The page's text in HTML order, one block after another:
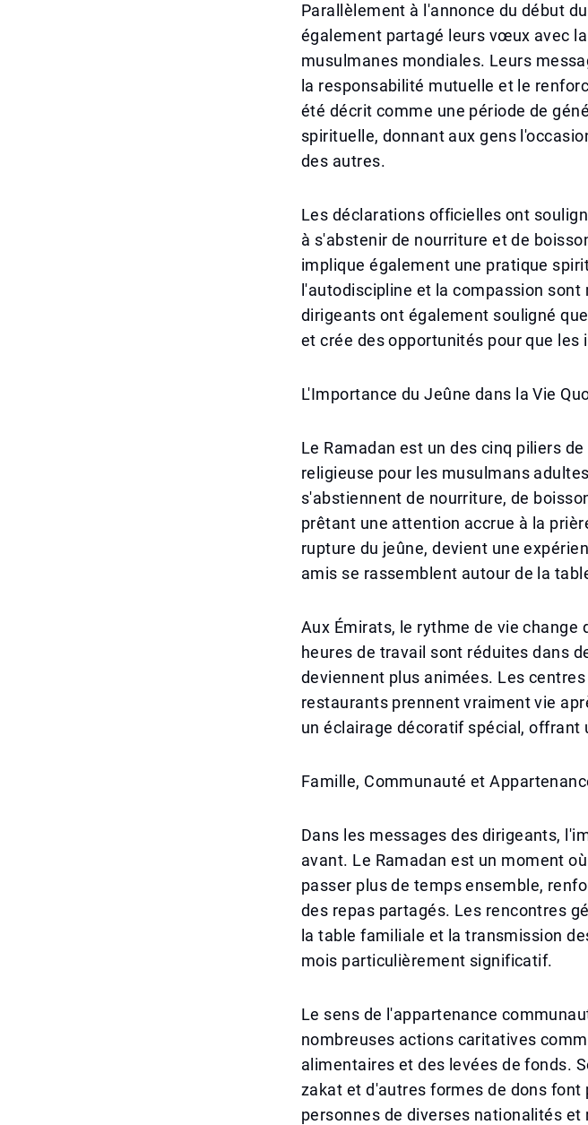
Parallèlement à l'annonce du début
également partagé leurs vœux avec
musulmanes mondiales. Leurs
la responsabilité mutuelle et le
été décrit comme une période de
spirituelle, donnant aux gens
des autres.
Les déclarations officielles ont
à s'abstenir de nourriture et de
implique également une pratique
l'autodiscipline et la compassion
dirigeants ont également souligné
et crée des opportunités pour que
L'Importance du Jeûne dans la Vie
Le Ramadan est un des cinq piliers
religieuse pour les musulmans
s'abstiennent de nourriture, de
prêtant une attention accrue à la
rupture du jeûne, devient une
amis se rassemblent autour de la
Aux Émirats, le rythme de vie change
heures de travail sont réduites dans
deviennent plus animées. Les
restaurants prennent vraiment vie
un éclairage décoratif spécial,
Famille, Communauté et
Dans les messages des dirigeants,
avant. Le Ramadan est un moment
passer plus de temps ensemble,
des repas partagés. Les rencontres
la table familiale et la transmission
mois particulièrement significatif.
Le sens de l'appartenance
nombreuses actions caritatives
alimentaires et des levées de fonds.
zakat et d'autres formes de dons
personnes de diverses nationalités